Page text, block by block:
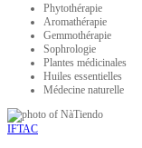
Phytothérapie
Aromathérapie
Gemmothérapie
Sophrologie
Plantes médicinales
Huiles essentielles
Médecine naturelle
IFTAC